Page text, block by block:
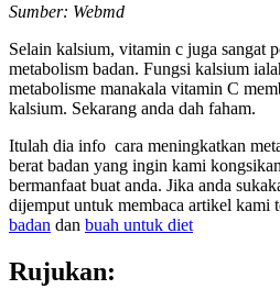
Sumber: Webmd
Selain kalsium, vitamin c juga sangat
metabolism badan. Fungsi kalsium
metabolisme manakala vitamin C
kalsium. Sekarang anda dah faham.
Itulah dia info cara meningkatkan
berat badan yang ingin kami
bermanfaat buat anda. Jika anda
dijemput untuk membaca artikel kami
badan dan buah untuk diet
Rujukan: